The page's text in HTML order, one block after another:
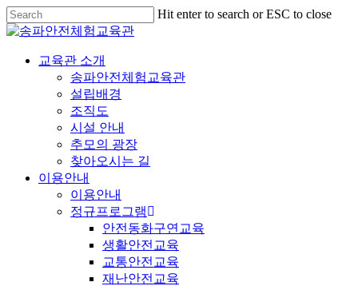
Hit enter to search or ESC to close
교육관 소개
송파안전체험교육관
설립배경
조직도
시설 안내
추모의 광장
찾아오시는 길
이용안내
이용안내
정규프로그램
안전동화구연교육
생활안전교육
교통안전교육
재난안전교육